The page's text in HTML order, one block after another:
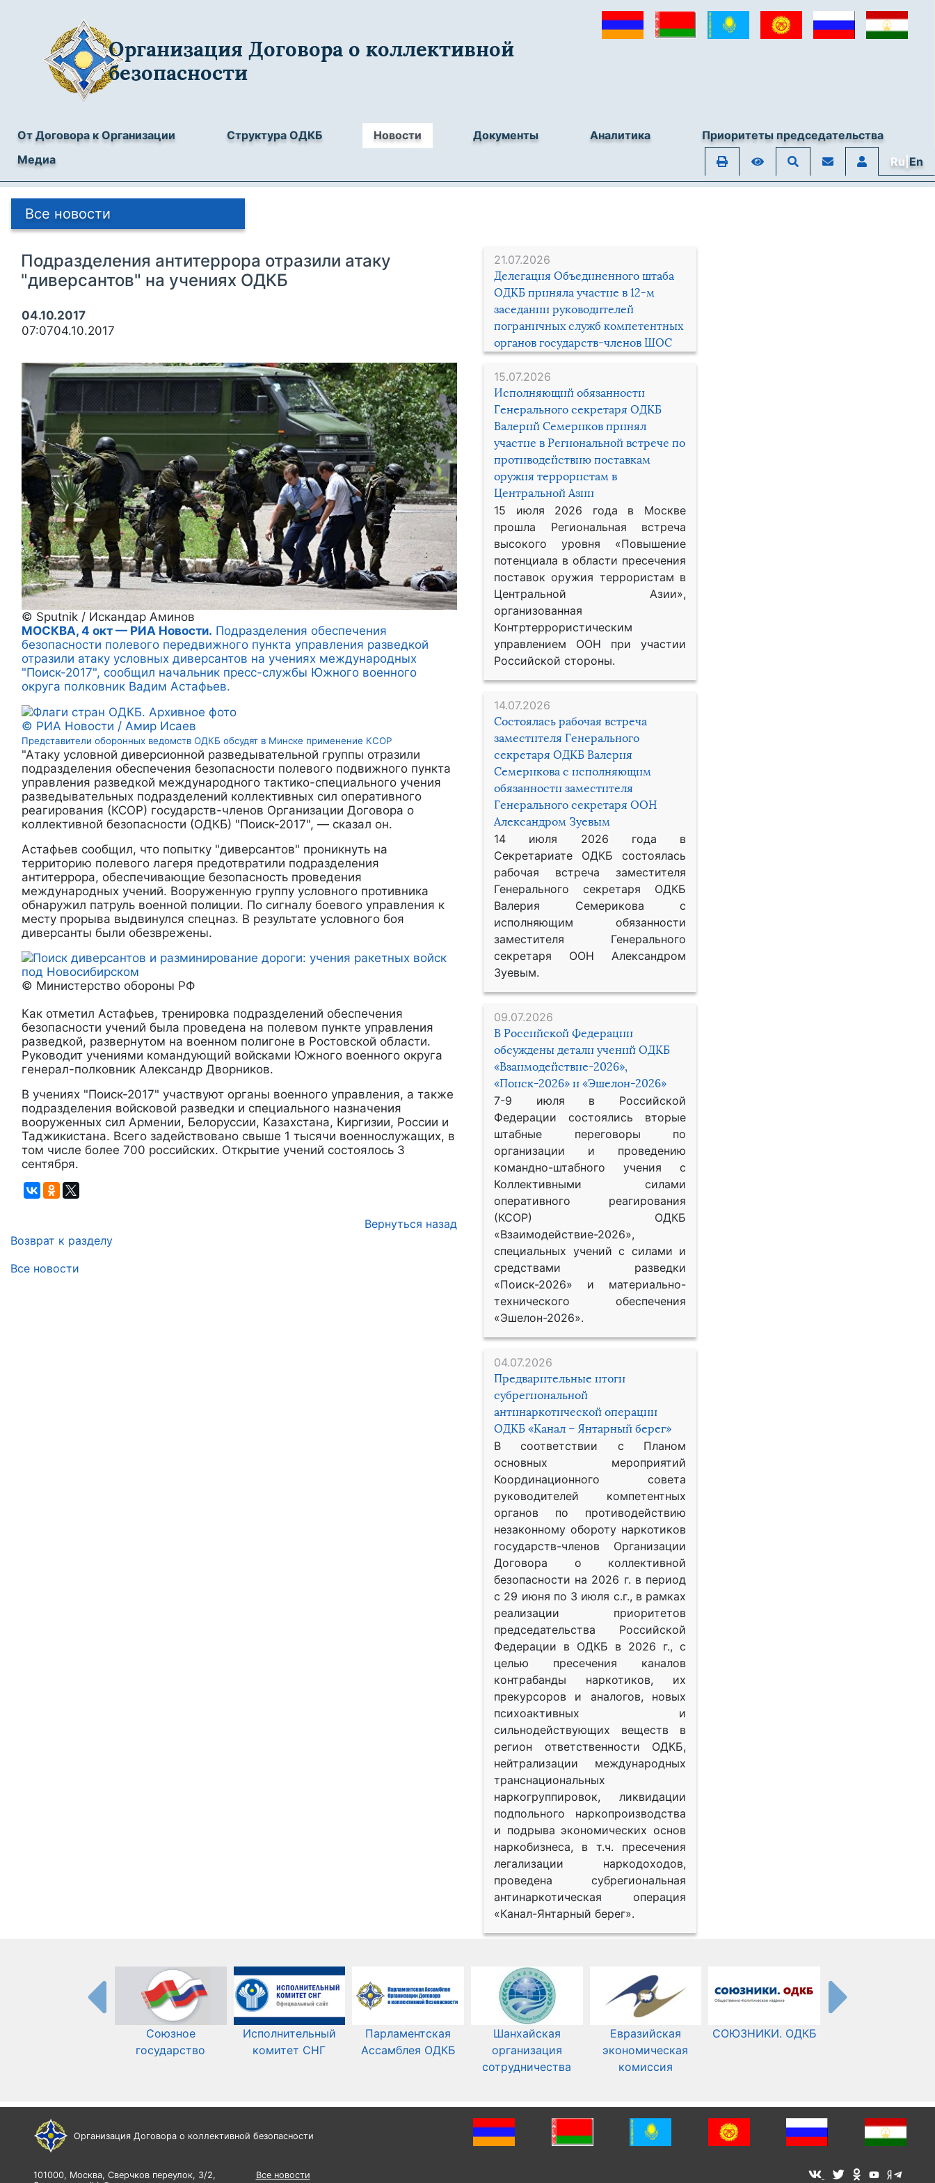
Организация Договора о коллективной
безопасности
От Договора к Организации Структура ОДКБ Новости Документы Аналитика
Приоритеты председательства
Медиа
Ru|En
Все новости
21.07.2026
Делегация Объединенного штаба
ОДКБ приняла участие в 12-м
заседании руководителей
пограничных служб компетентных
органов государств-членов ШОС
15.07.2026
Исполняющий обязанности
Генерального секретаря ОДКБ
Валерий Семериков принял
участие в Региональной встрече по
противодействию поставкам
оружия террористам в
Центральной Азии
15 июля 2026 года в Москве
прошла Региональная встреча
высокого уровня «Повышение
потенциала в области пресечения
поставок оружия террористам в
Центральной Азии»,
организованная
Контртеррористическим
управлением ООН при участии
Российской стороны.
14.07.2026
Состоялась рабочая встреча
заместителя Генерального
секретаря ОДКБ Валерия
Семерикова с исполняющим
обязанности заместителя
Генерального секретаря ООН
Александром Зуевым
14 июля 2026 года в
Секретариате ОДКБ состоялась
рабочая встреча заместителя
Генерального секретаря ОДКБ
Валерия Семерикова с
исполняющим обязанности
заместителя Генерального
секретаря ООН Александром
Зуевым.
09.07.2026
В Российской Федерации
обсуждены детали учений ОДКБ
«Взаимодействие-2026»,
«Поиск-2026» и «Эшелон-2026»
7-9 июля в Российской
Федерации состоялись вторые
штабные переговоры по
организации и проведению
командно-штабного учения с
Коллективными силами
оперативного реагирования
(КСОР) ОДКБ
«Взаимодействие-2026»,
специальных учений с силами и
средствами разведки
«Поиск-2026» и материально-
технического обеспечения
«Эшелон-2026».
04.07.2026
Предварительные итоги
субрегиональной
антинаркотической операции
ОДКБ «Канал – Янтарный берег»
В соответствии с Планом
основных мероприятий
Координационного совета
руководителей компетентных
органов по противодействию
незаконному обороту наркотиков
государств-членов Организации
Договора о коллективной
безопасности на 2026 г. в период
с 29 июня по 3 июля с.г., в рамках
реализации приоритетов
председательства Российской
Федерации в ОДКБ в 2026 г., с
целью пресечения каналов
контрабанды наркотиков, их
прекурсоров и аналогов, новых
психоактивных и
сильнодействующих веществ в
регион ответственности ОДКБ,
нейтрализации международных
транснациональных
наркогруппировок, ликвидации
подпольного наркопроизводства
и подрыва экономических основ
наркобизнеса, в т.ч. пресечения
легализации наркодоходов,
проведена субрегиональная
антинаркотическая операция
«Канал-Янтарный берег».
Подразделения антитеррора отразили атаку
"диверсантов" на учениях ОДКБ
04.10.2017
07:0704.10.2017
© Sputnik / Искандар Аминов
МОСКВА, 4 окт — РИА Новости. Подразделения обеспечения
безопасности полевого передвижного пункта управления разведкой
отразили атаку условных диверсантов на учениях международных
"Поиск-2017", сообщил начальник пресс-службы Южного военного
округа полковник Вадим Астафьев.
© РИА Новости / Амир Исаев
Представители оборонных ведомств ОДКБ обсудят в Минске применение КСОР
"Атаку условной диверсионной разведывательной группы отразили
подразделения обеспечения безопасности полевого подвижного пункта
управления разведкой международного тактико-специального учения
разведывательных подразделений коллективных сил оперативного
реагирования (КСОР) государств-членов Организации Договора о
коллективной безопасности (ОДКБ) "Поиск-2017", — сказал он.
Астафьев сообщил, что попытку "диверсантов" проникнуть на
территорию полевого лагеря предотвратили подразделения
антитеррора, обеспечивающие безопасность проведения
международных учений. Вооруженную группу условного противника
обнаружил патруль военной полиции. По сигналу боевого управления к
месту прорыва выдвинулся спецназ. В результате условного боя
диверсанты были обезврежены.
© Министерство обороны РФ
Как отметил Астафьев, тренировка подразделений обеспечения
безопасности учений была проведена на полевом пункте управления
разведкой, развернутом на военном полигоне в Ростовской области.
Руководит учениями командующий войсками Южного военного округа
генерал-полковник Александр Дворников.
В учениях "Поиск-2017" участвуют органы военного управления, а также
подразделения войсковой разведки и специального назначения
вооруженных сил Армении, Белоруссии, Казахстана, Киргизии, России и
Таджикистана. Всего задействовано свыше 1 тысячи военнослужащих, в
том числе более 700 российских. Открытие учений состоялось 3
сентября.
Вернуться назад
Возврат к разделу
Все новости
Союзное
государство
Исполнительный
комитет СНГ
Парламентская
Ассамблея ОДКБ
Шанхайская
организация
сотрудничества
Евразийская
экономическая
комиссия
СОЮЗНИКИ. ОДКБ
Организация Договора о коллективной безопасности
101000, Москва, Сверчков переулок, 3/2,
Все новости